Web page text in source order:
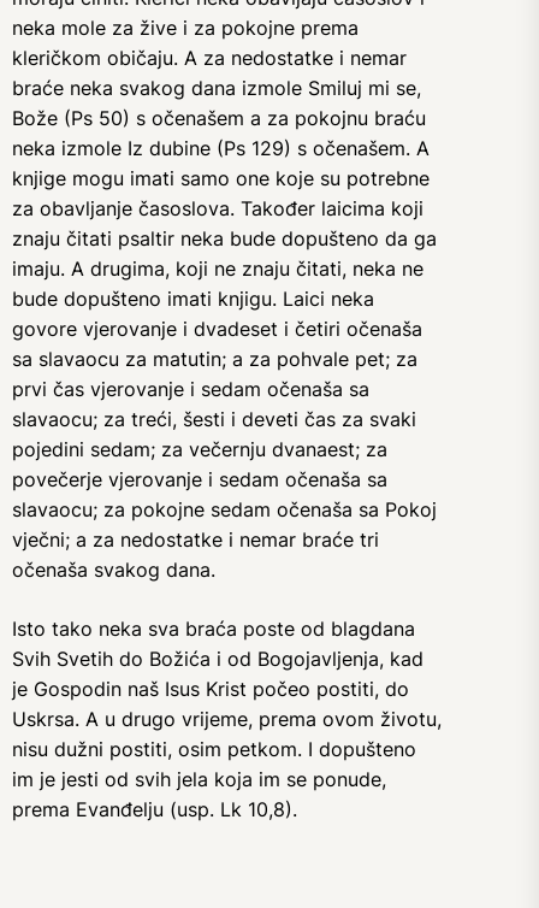
neka mole za žive i za pokojne prema
kleričkom običaju. A za nedostatke i nemar
braće neka svakog dana izmole Smiluj mi se,
Bože (Ps 50) s očenašem a za pokojnu braću
neka izmole Iz dubine (Ps 129) s očenašem. A
knjige mogu imati samo one koje su potrebne
za obavljanje časoslova. Također laicima koji
znaju čitati psaltir neka bude dopušteno da ga
imaju. A drugima, koji ne znaju čitati, neka ne
bude dopušteno imati knjigu. Laici neka
govore vjerovanje i dvadeset i četiri očenaša
sa slavaocu za matutin; a za pohvale pet; za
prvi čas vjerovanje i sedam očenaša sa
slavaocu; za treći, šesti i deveti čas za svaki
pojedini sedam; za večernju dvanaest; za
povečerje vjerovanje i sedam očenaša sa
slavaocu; za pokojne sedam očenaša sa Pokoj
vječni; a za nedostatke i nemar braće tri
očenaša svakog dana.
Isto tako neka sva braća poste od blagdana
Svih Svetih do Božića i od Bogojavljenja, kad
je Gospodin naš Isus Krist počeo postiti, do
Uskrsa. A u drugo vrijeme, prema ovom životu,
nisu dužni postiti, osim petkom. I dopušteno
im je jesti od svih jela koja im se ponude,
prema Evanđelju (usp. Lk 10,8).